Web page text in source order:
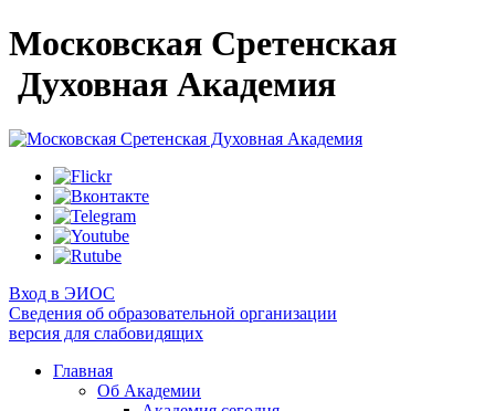
Московская Сретенская
Духовная Академия
Вход в ЭИОС
Сведения об образовательной организации
версия для слабовидящих
Главная
Об Академии